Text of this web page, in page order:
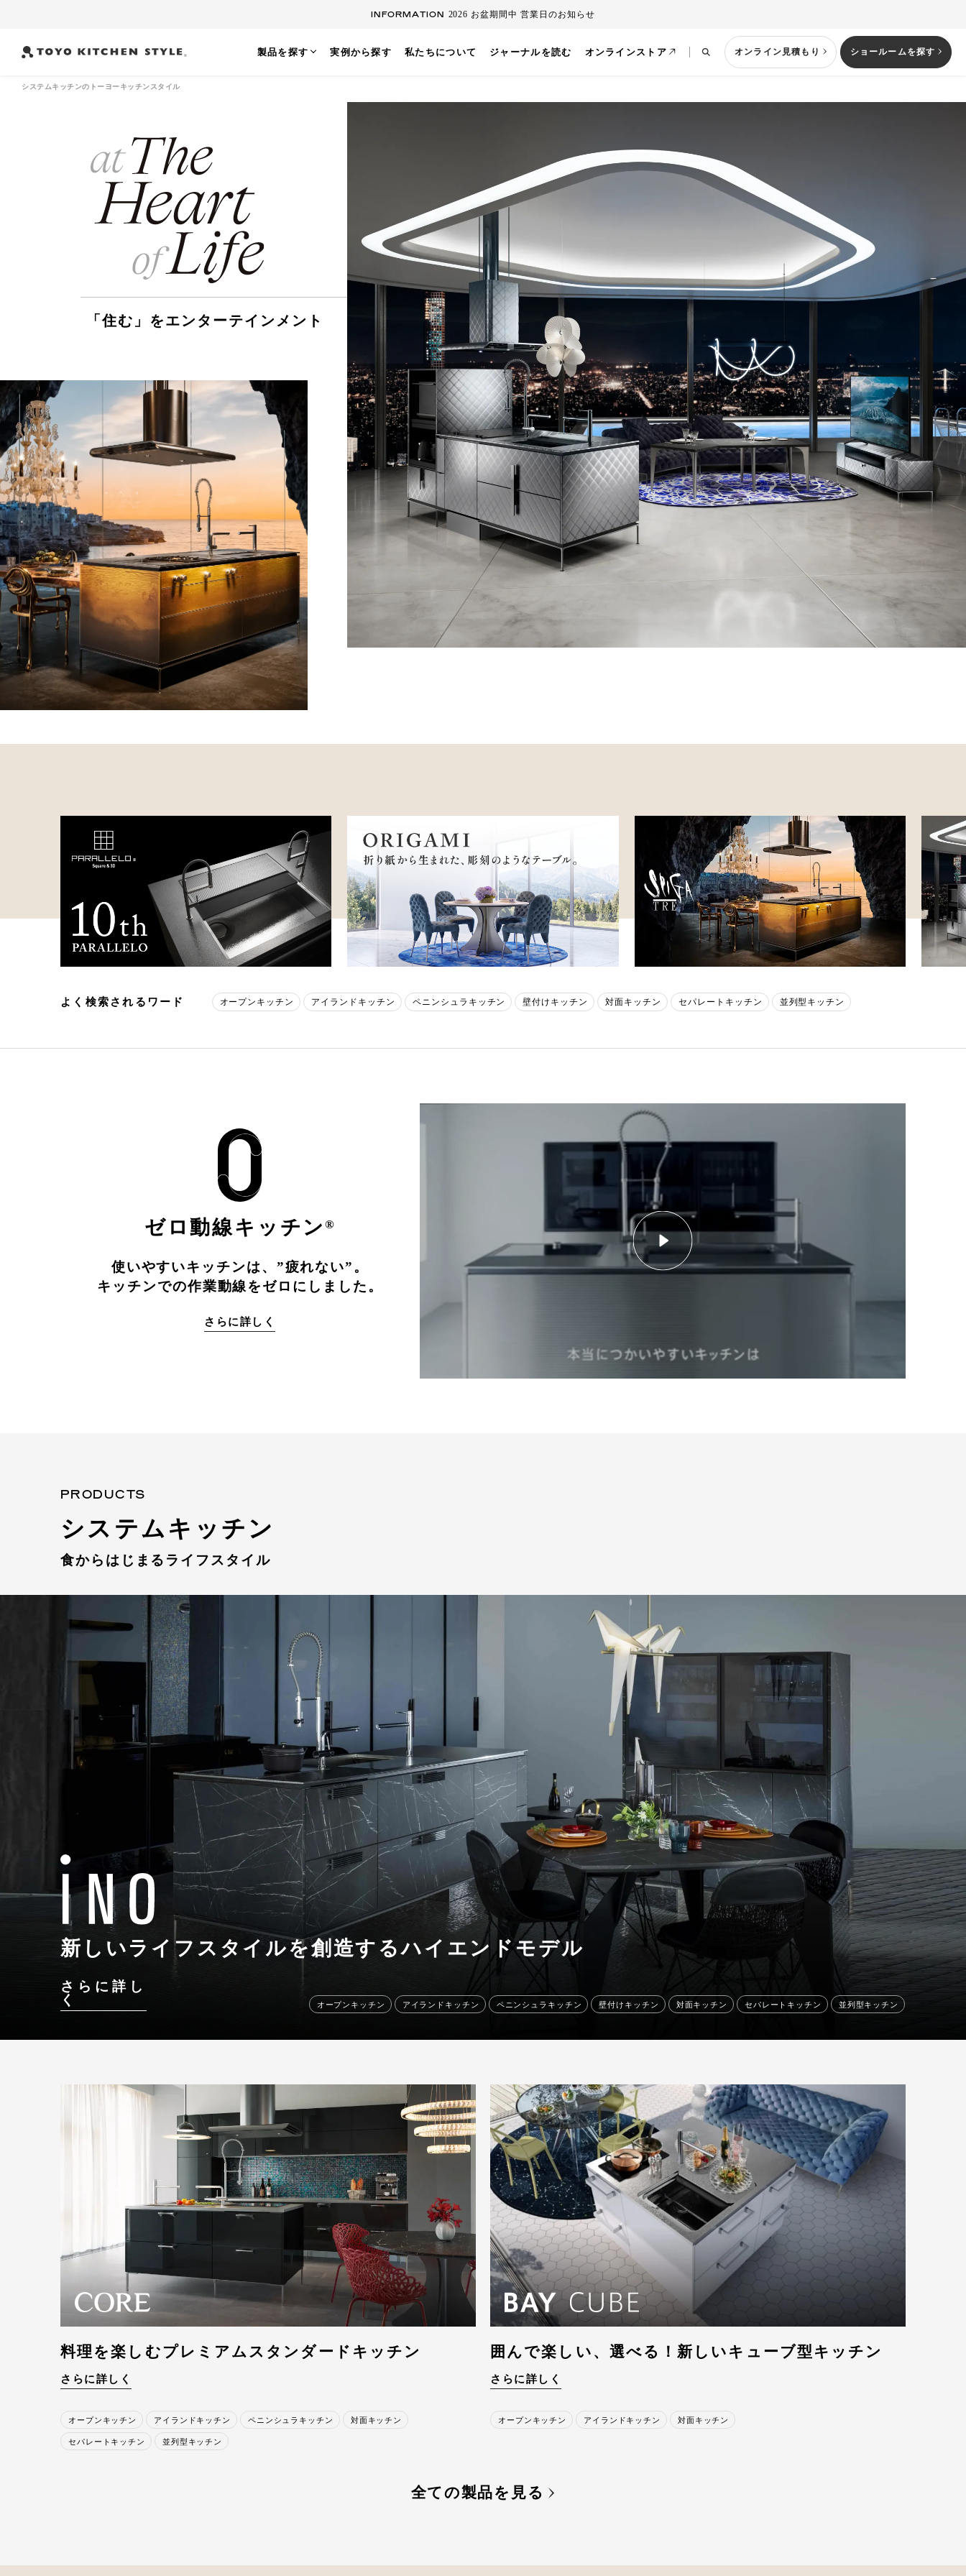
INFORMATION 2026 お盆期間中 営業日のお知らせ
よく検索されるワード
オープンキッチン 対面キッチン セパレートキッチン
製品を探す 実例から探す 私たちについて ジャーナルを読む オンラインストア オンライン見積もり ショールームを探す
システムキッチンのトーヨーキッチンスタイル
「住む」をエンターテインメント
よく検索されるワード オープンキッチン アイランドキッチン ペニンシュラキッチン 壁付けキッチン 対面キッチン セパレートキッチン 並列型キッチン
ゼロ動線キッチン®
使いやすいキッチンは、”疲れない”。
キッチンでの作業動線をゼロにしました。
さらに詳しく
PRODUCTS
システムキッチン
食からはじまるライフスタイル
新しいライフスタイルを創造するハイエンドモデル
さらに詳し
く
オープンキッチン アイランドキッチン ペニンシュラキッチン 壁付けキッチン 対面キッチン セパレートキッチン 並列型キッチン
料理を楽しむプレミアムスタンダードキッチン
さらに詳しく
オープンキッチン アイランドキッチン ペニンシュラキッチン 対面キッチン
セパレートキッチン 並列型キッチン
囲んで楽しい、選べる！ 新しいキューブ型キッチン
さらに詳しく
オープンキッチン アイランドキッチン 対面キッチン
全ての製品を見る